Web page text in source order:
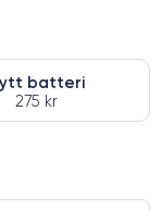
batteri
275 kr